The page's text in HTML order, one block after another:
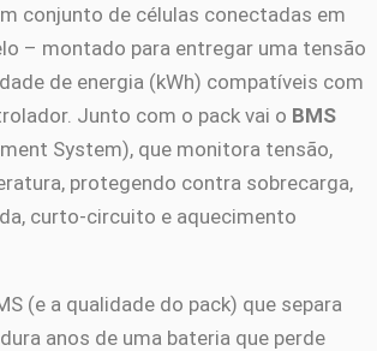
conjunto de células conectadas em
– montado para entregar uma tensão
de energia (kWh) compatíveis com
Junto com o pack vai o BMS
System), que monitora tensão,
protegendo contra sobrecarga,
curto-circuito e aquecimento
(e a qualidade do pack) que separa
anos de uma bateria que perde